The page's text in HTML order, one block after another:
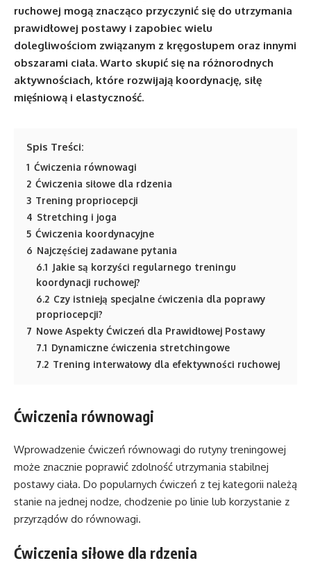
ruchowej mogą znacząco przyczynić się do utrzymania
prawidłowej postawy i zapobiec wielu
dolegliwościom związanym z kręgosłupem oraz innymi
obszarami ciała. Warto skupić się na różnorodnych
aktywnościach, które rozwijają koordynację, siłę
mięśniową i elastyczność.
Spis Treści:
1 Ćwiczenia równowagi
2 Ćwiczenia siłowe dla rdzenia
3 Trening propriocepcji
4 Stretching i joga
5 Ćwiczenia koordynacyjne
6 Najczęściej zadawane pytania
6.1 Jakie są korzyści regularnego treningu
koordynacji ruchowej?
6.2 Czy istnieją specjalne ćwiczenia dla poprawy
propriocepcji?
7 Nowe Aspekty Ćwiczeń dla Prawidłowej Postawy
7.1 Dynamiczne ćwiczenia stretchingowe
7.2 Trening interwałowy dla efektywności ruchowej
Ćwiczenia równowagi
Wprowadzenie ćwiczeń równowagi do rutyny treningowej
może znacznie poprawić zdolność utrzymania stabilnej
postawy ciała. Do popularnych ćwiczeń z tej kategorii należą
stanie na jednej nodze, chodzenie po linie lub korzystanie z
przyrządów do równowagi.
Ćwiczenia siłowe dla rdzenia